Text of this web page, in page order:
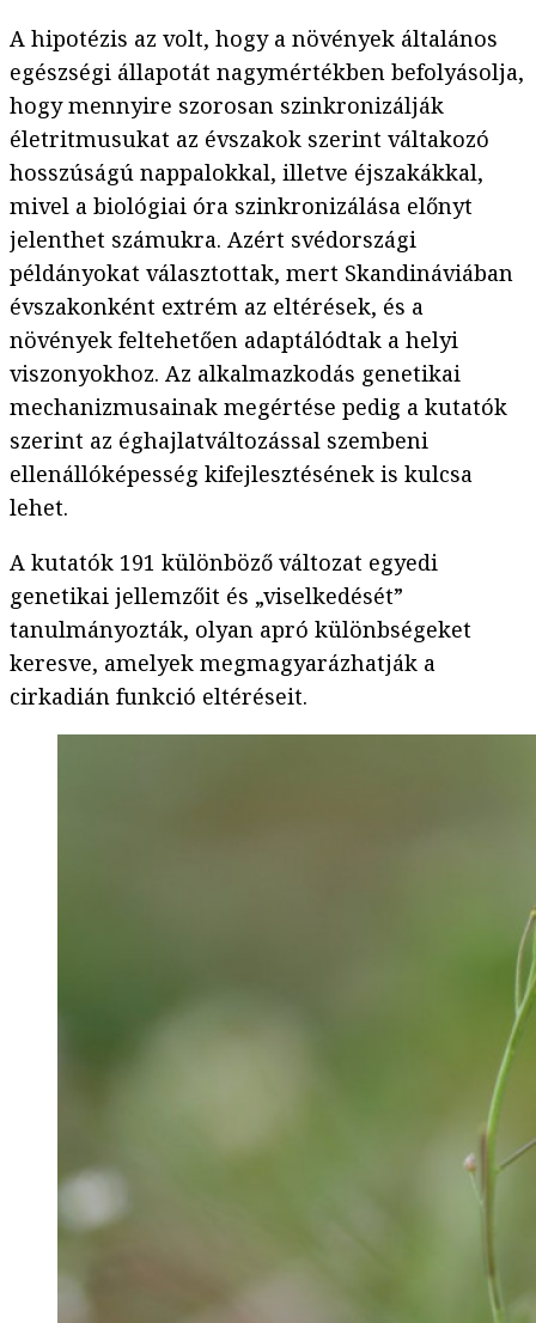
A hipotézis az volt, hogy a növények általános
egészségi állapotát nagymértékben befolyásolja,
hogy mennyire szorosan szinkronizálják
életritmusukat az évszakok szerint váltakozó
hosszúságú nappalokkal, illetve éjszakákkal,
mivel a biológiai óra szinkronizálása előnyt
jelenthet számukra. Azért svédországi
példányokat választottak, mert Skandináviában
évszakonként extrém az eltérések, és a
növények feltehetően adaptálódtak a helyi
viszonyokhoz. Az alkalmazkodás genetikai
mechanizmusainak megértése pedig a kutatók
szerint az éghajlatváltozással szembeni
ellenállóképesség kifejlesztésének is kulcsa
lehet.
A kutatók 191 különböző változat egyedi
genetikai jellemzőit és „viselkedését”
tanulmányozták, olyan apró különbségeket
keresve, amelyek megmagyarázhatják a
cirkadián funkció eltéréseit.